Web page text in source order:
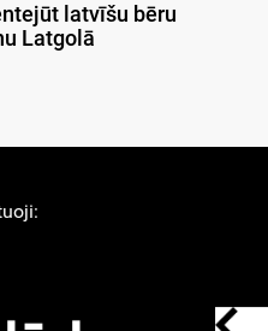
latvīšu bēru
Latgolā